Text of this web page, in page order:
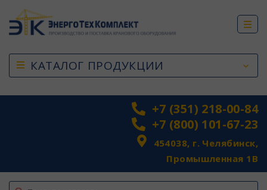
КАТАЛОГ ПРОДУКЦИИ
+7 (351) 218-00-84
+7 (800) 101-67-23
454038, г. Челябинск,
Промышленная 1В
top